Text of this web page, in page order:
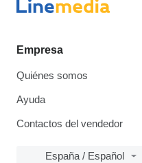
Empresa
Quiénes somos
Ayuda
Contactos del vendedor
España / Español